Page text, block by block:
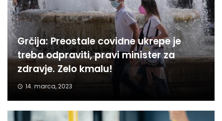
Grčija: Preostale covidne ukrepe je
treba odpraviti, pravi minister za
zdravje. Zelo kmalu!
14. marca, 2023